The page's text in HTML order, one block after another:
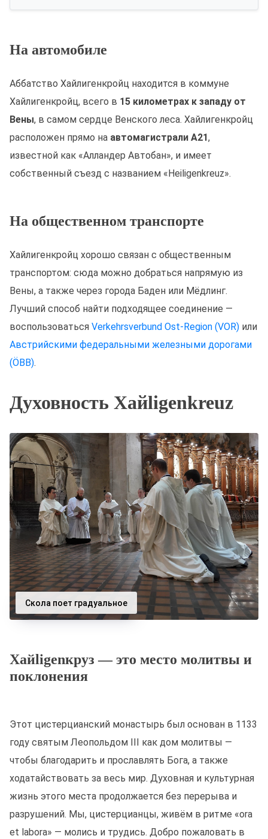
На автомобиле
Аббатство Хайлигенкройц находится в коммуне
Хайлигенкройц, всего в 15 километрах к западу от
Вены, в самом сердце Венского леса. Хайлигенкройц
расположен прямо на автомагистрали A21,
известной как «Алландер Автобан», и имеет
собственный съезд с названием «Heiligenkreuz».
На общественном транспорте
Хайлигенкройц хорошо связан с общественным
транспортом: сюда можно добраться напрямую из
Вены, а также через города Баден или Мёдлинг.
Лучший способ найти подходящее соединение —
воспользоваться Verkehrsverbund Ost-Region (VOR) или
Австрийскими федеральными железными дорогами
(ÖBB).
Духовность Хайligenkreuz
Скола поет градуальное
Хайligenкруз — это место молитвы и
поклонения
Этот цистерцианский монастырь был основан в 1133
году святым Леопольдом III как дом молитвы —
чтобы благодарить и прославлять Бога, а также
ходатайствовать за весь мир. Духовная и культурная
жизнь этого места продолжается без перерыва и
разрушений. Мы, цистерцианцы, живём в ритме «ora
et labora» — молись и трудись. Добро пожаловать в